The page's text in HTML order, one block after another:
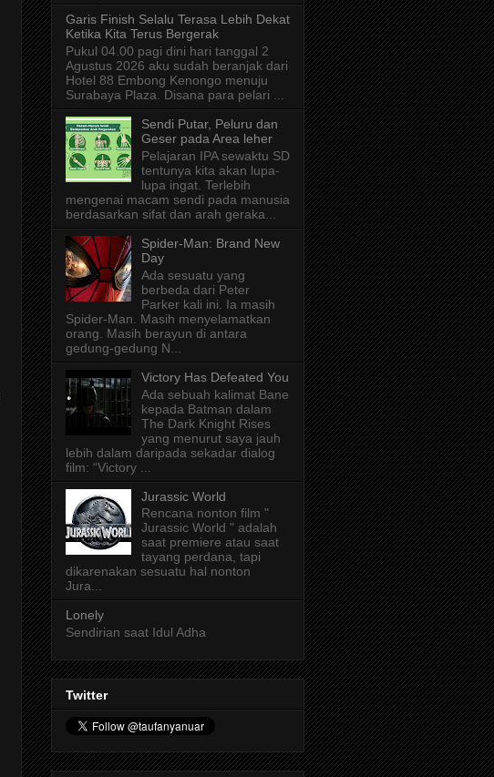
Garis Finish Selalu Terasa Lebih Dekat
Ketika Kita Terus Bergerak
Pukul 04.00 pagi dini hari tanggal 2
Agustus 2026 aku sudah beranjak dari
Hotel 88 Embong Kenongo menuju
Surabaya Plaza. Disana para pelari ...
Sendi Putar, Peluru dan
Geser pada Area leher
Pelajaran IPA sewaktu SD
tentunya kita akan lupa-
lupa ingat. Terlebih
mengenai macam sendi pada manusia
berdasarkan sifat dan arah geraka...
Spider-Man: Brand New
Day
Ada sesuatu yang
berbeda dari Peter
Parker kali ini. Ia masih
Spider-Man. Masih menyelamatkan
orang. Masih berayun di antara
gedung-gedung N...
Victory Has Defeated You
Ada sebuah kalimat Bane
kepada Batman dalam
The Dark Knight Rises
yang menurut saya jauh
lebih dalam daripada sekadar dialog
film: “Victory ...
Jurassic World
Rencana nonton film "
Jurassic World " adalah
saat premiere atau saat
tayang perdana, tapi
dikarenakan sesuatu hal nonton
Jura...
Lonely
Sendirian saat Idul Adha
Twitter